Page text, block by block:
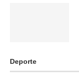
Deporte